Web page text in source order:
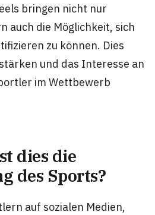
bringen nicht nur
auch die Möglichkeit, sich
zu können. Dies
und das Interesse an
im Wettbewerb
dies die
des Sports?
auf sozialen Medien,